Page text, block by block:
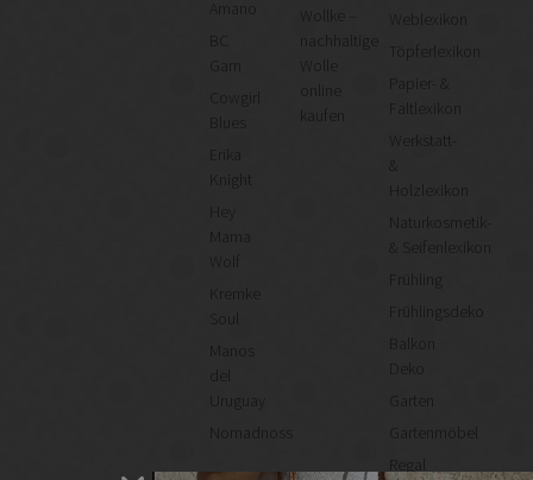
Cowgirl
Knight
Mama
Wolf
Kremke
Manos
Uruguay
Nomadnoss
Wollke –
nachhaltige
kaufen
Weblexikon
Töpferlexikon
Papier- &
Faltlexikon
Werkstatt-
&
Holzlexikon
Naturkosmetik-
& Seifenlexikon
Frühling
Frühlingsdeko
Deko
Garten
Gartenmöbel
Regal